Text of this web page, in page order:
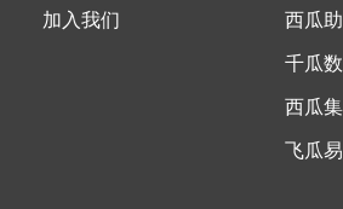
加入我们
西瓜
千瓜
西瓜集
飞瓜